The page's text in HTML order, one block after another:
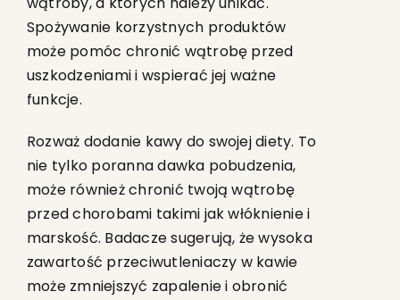
Spożywanie korzystnych produktów
może pomóc chronić wątrobę przed
uszkodzeniami i wspierać jej ważne
funkcje.
Rozważ dodanie kawy do swojej diety. To
nie tylko poranna dawka pobudzenia,
może również chronić twoją wątrobę
przed chorobami takimi jak włóknienie i
marskość. Badacze sugerują, że wysoka
zawartość przeciwutleniaczy w kawie
może zmniejszyć zapalenie i obronić